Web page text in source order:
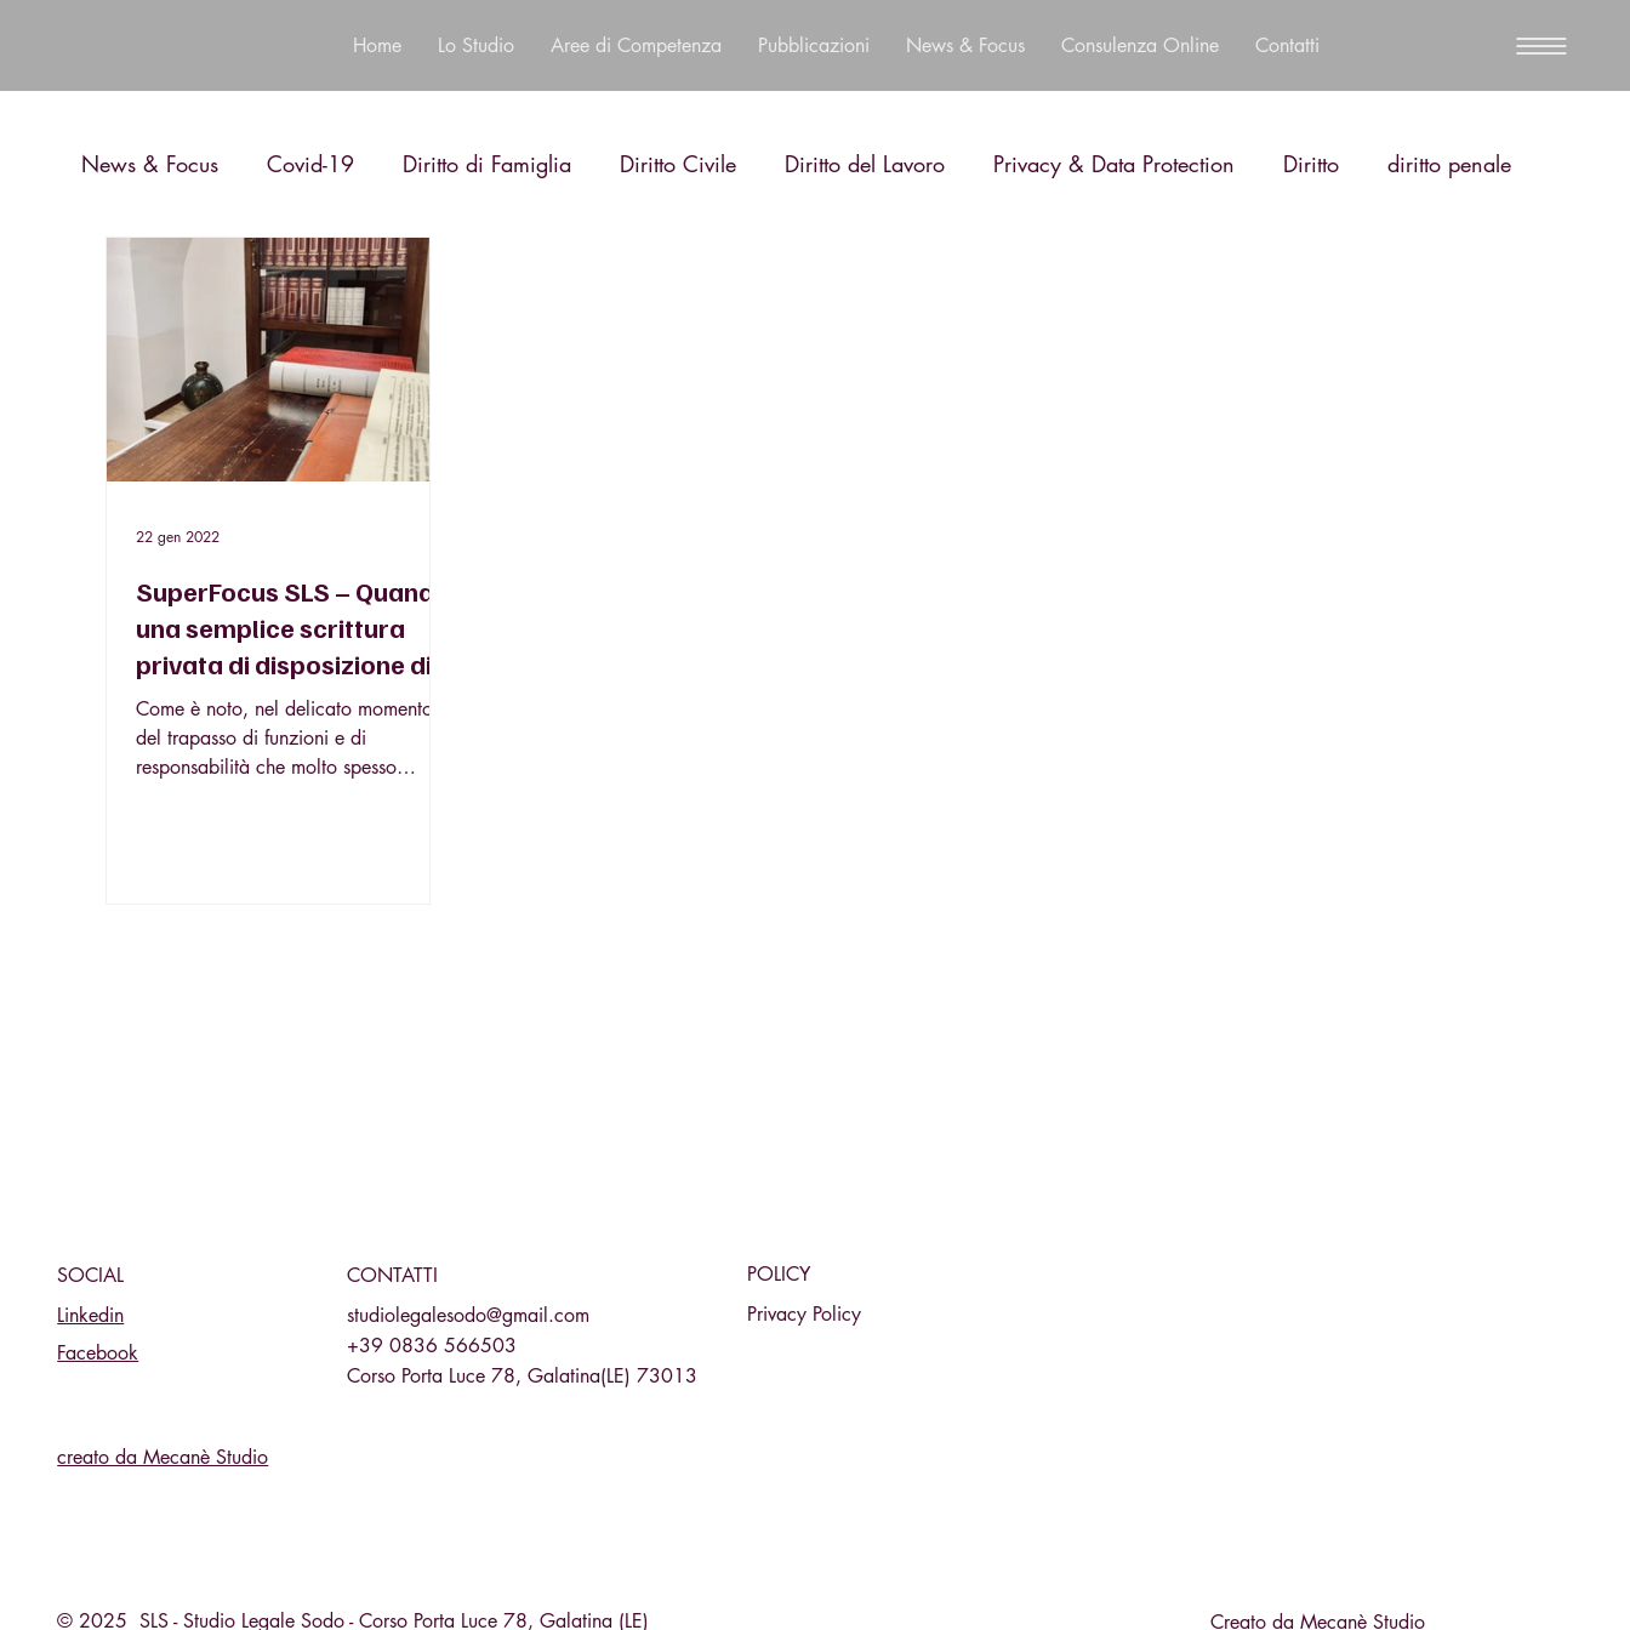
Home Lo Studio Aree di Competenza Pubblicazioni News & Focus Consulenza Online Contatti
News & Focus Covid-19 Diritto di Famiglia Diritto Civile Diritto del Lavoro Privacy & Data Protection Diritto diritto penale
Diritto Penale Diritto Bancario
SuperFocus SLS – Quando
una semplice scrittura
privata di disposizione di
beni e diritti tra padre e
figlio integra un patto
successorio vietato per
Come è noto, nel delicato momento
del trapasso di funzioni e di
responsabilità che molto spesso
22 gen 2022
SOCIAL
Linkedin
Facebook
creato da Mecanè Studio
CONTATTI
studiolegalesodo@gmail.com
+39 0836 566503
Corso Porta Luce 78, Galatina(LE) 73013
POLICY
Privacy Policy
© 2025 SLS - Studio Legale Sodo - Corso Porta Luce 78, Galatina (LE) Creato daMecanè Studio